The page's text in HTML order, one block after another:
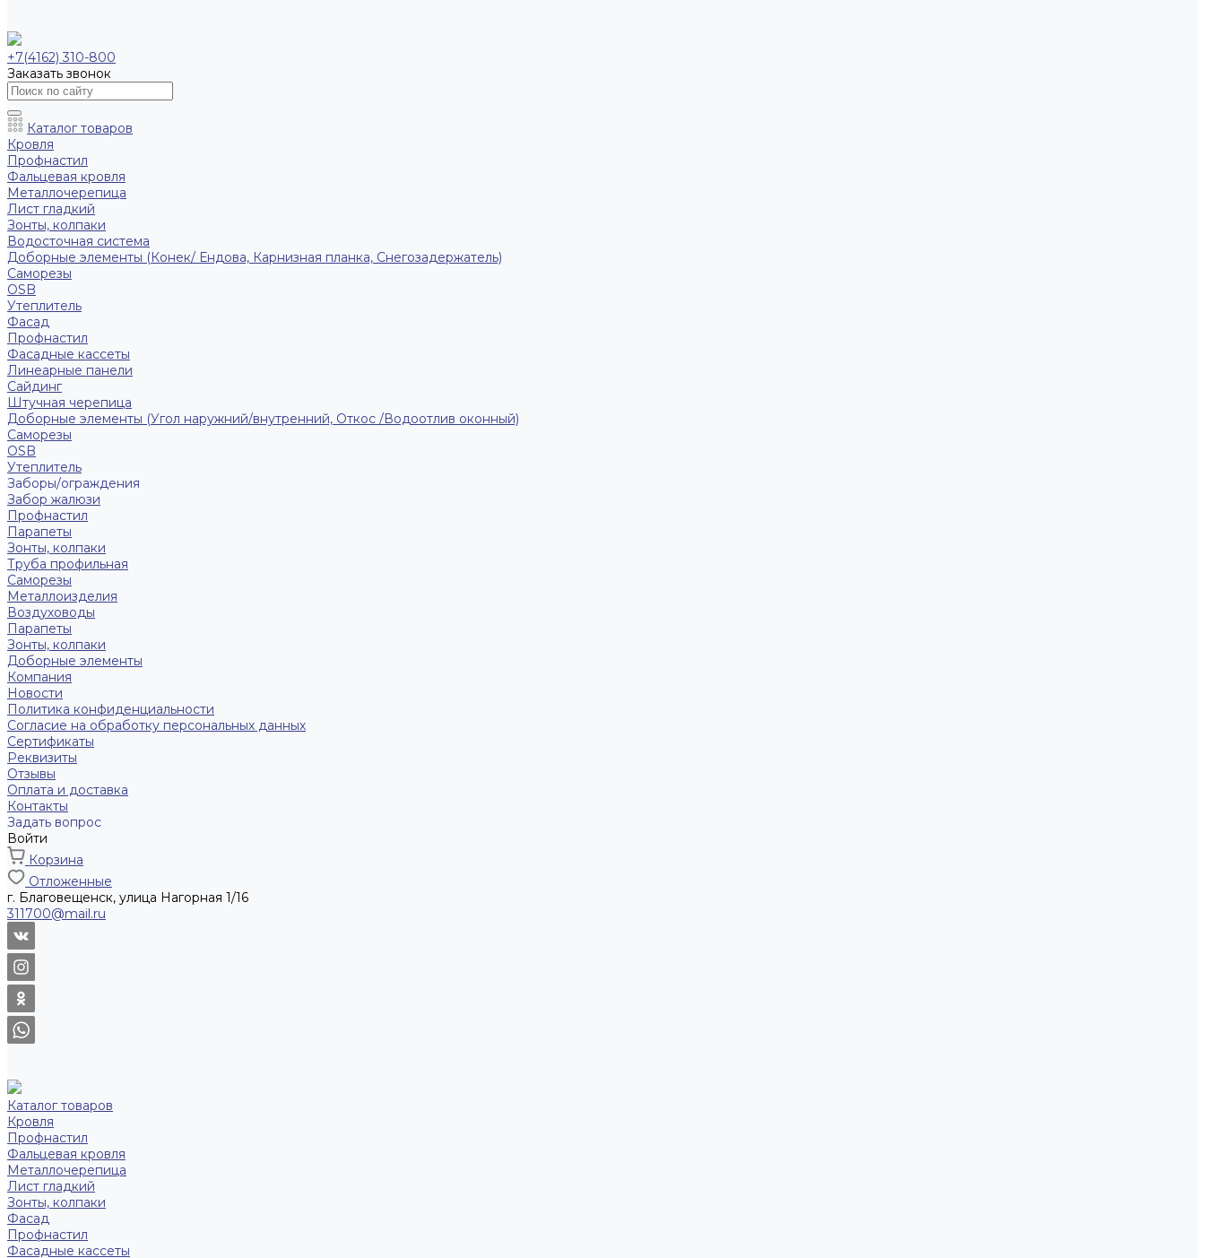
+7(4162) 310-800
Заказать звонок
Каталог товаров
Кровля
Профнастил
Фальцевая кровля
Металлочерепица
Лист гладкий
Зонты, колпаки
Водосточная система
Доборные элементы (Конек/ Ендова, Карнизная планка, Снегозадержатель)
Саморезы
ОSB
Утеплитель
Фасад
Профнастил
Фасадные кассеты
Линеарные панели
Сайдинг
Штучная черепица
Доборные элементы (Угол наружний/внутренний, Откос /Водоотлив оконный)
Саморезы
OSB
Утеплитель
Заборы/ограждения
Забор жалюзи
Профнастил
Парапеты
Зонты, колпаки
Труба профильная
Саморезы
Металлоизделия
Воздуховоды
Парапеты
Зонты, колпаки
Доборные элементы
Компания
Новости
Политика конфиденциальности
Согласие на обработку персональных данных
Сертификаты
Реквизиты
Отзывы
Оплата и доставка
Контакты
Задать вопрос
Войти
Корзина
Отложенные
г. Благовещенск, улица Нагорная 1/16
311700@mail.ru
Каталог товаров
Кровля
Профнастил
Фальцевая кровля
Металлочерепица
Лист гладкий
Зонты, колпаки
Фасад
Профнастил
Фасадные кассеты